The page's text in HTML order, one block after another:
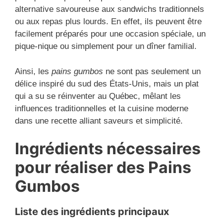
alternative savoureuse aux sandwichs traditionnels
ou aux repas plus lourds. En effet, ils peuvent être
facilement préparés pour une occasion spéciale, un
pique-nique ou simplement pour un dîner familial.
Ainsi, les pains gumbos ne sont pas seulement un
délice inspiré du sud des États-Unis, mais un plat
qui a su se réinventer au Québec, mêlant les
influences traditionnelles et la cuisine moderne
dans une recette alliant saveurs et simplicité.
Ingrédients nécessaires
pour réaliser des Pains
Gumbos
Liste des ingrédients principaux